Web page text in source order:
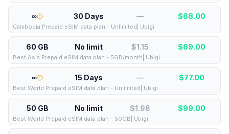
∞ 30 Days — $68.00
Cambodia Prepaid eSIM data plan - Unlimited| Ubigi
60 GB No limit $1.15 $69.00
Best Asia Prepaid eSIM data plan - 5GB/month| Ubigi
∞ 15 Days — $77.00
Best World Prepaid eSIM data plan - Unlimited| Ubigi
50 GB No limit $1.98 $99.00
Best World Prepaid eSIM data plan - 50GB| Ubigi